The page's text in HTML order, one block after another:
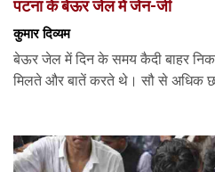
पटना के बेऊर जेल में जेन-जी
कुमार दिव्यम
बेऊर जेल में दिन के समय कैदी बाहर
मिलते और बातें करते थे। सौ से अधिक